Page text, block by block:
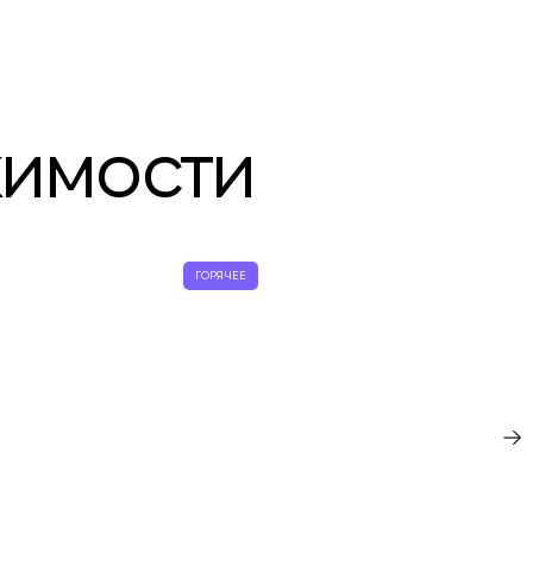
ГОРЯЧЕЕ